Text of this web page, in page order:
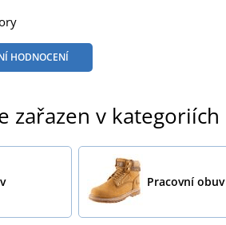
HODNOCENÍ
zařazen v kategoriích
Pracovní obuv